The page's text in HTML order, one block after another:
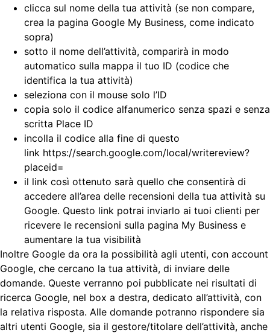
clicca sul nome della tua attività (se non compare,
crea la pagina Google My Business, come indicato
sopra)
sotto il nome dell’attività, comparirà in modo
automatico sulla mappa il tuo ID (codice che
identifica la tua attività)
seleziona con il mouse solo l’ID
copia solo il codice alfanumerico senza spazi e senza
scritta Place ID
incolla il codice alla fine di questo
link https://search.google.com/local/writereview?
placeid=
il link così ottenuto sarà quello che consentirà di
accedere all’area delle recensioni della tua attività su
Google. Questo link potrai inviarlo ai tuoi clienti per
ricevere le recensioni sulla pagina My Business e
aumentare la tua visibilità
Inoltre Google da ora la possibilità agli utenti, con account
Google, che cercano la tua attività, di inviare delle
domande. Queste verranno poi pubblicate nei risultati di
ricerca Google, nel box a destra, dedicato all’attività, con
la relativa risposta. Alle domande potranno rispondere sia
altri utenti Google, sia il gestore/titolare dell’attività, anche